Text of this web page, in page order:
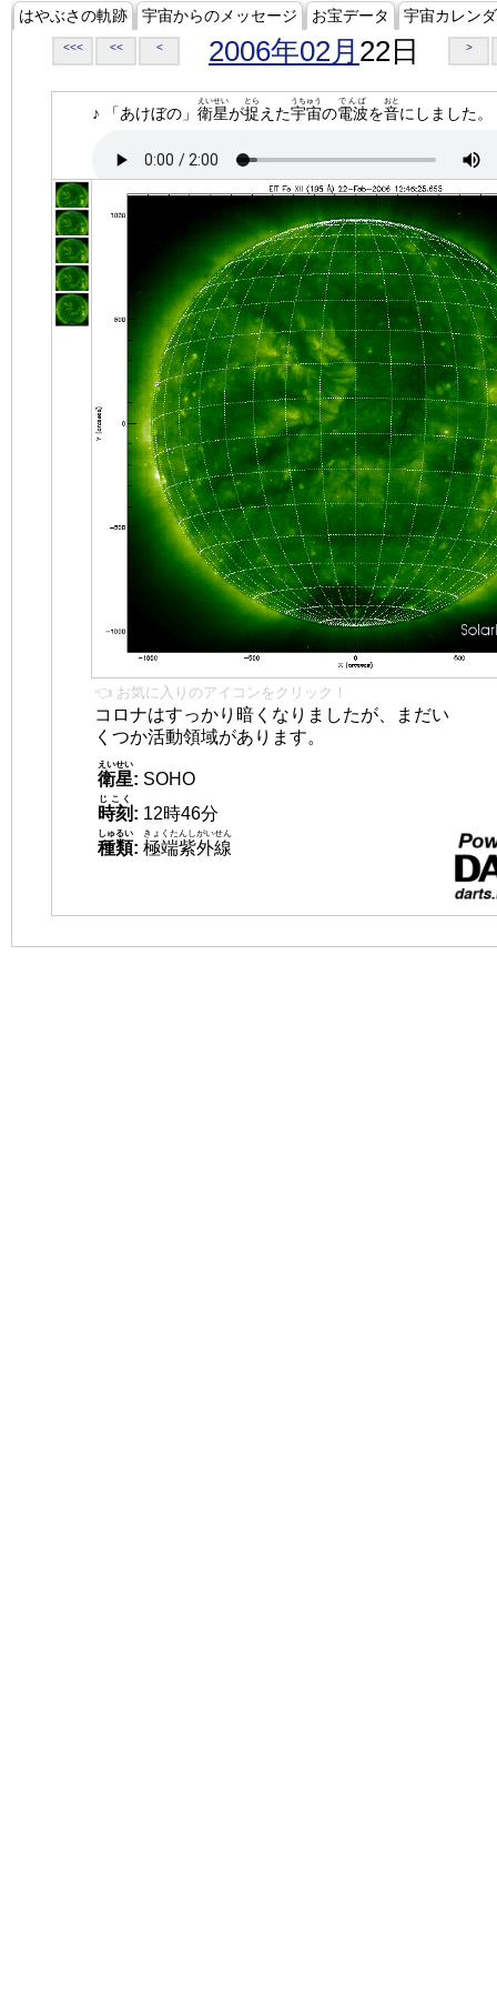
はやぶさの軌跡 宇宙からのメッセージ お宝データ 宇宙カレン
<<< << < 2006年02月 22日 >
♪ 「あけぼの」 衛星
えいせい
が捉
とら
えた宇宙
うちゅう
の電波
でんぱ
を音
おと
にしました。
👈 お気に入りのアイコンをクリック！
コロナはすっかり暗くなりましたが、まだい
くつか活動領域があります。
衛星
えいせい
: SOHO
時刻
じこく
: 12時46分
種類
しゅるい
: 極端紫外線
きょくたんしがいせん